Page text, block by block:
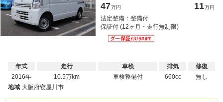
47万円 11万円
法定整備：整備付
保証付 (12ヶ月・走行無制限)
年式
2016年
走行
10.5万km
車検
車検整備付
排気
660cc
修復
無し
地域 大阪府寝屋川市